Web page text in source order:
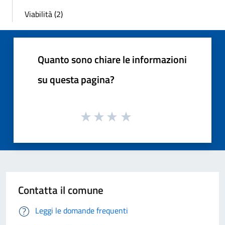
Viabilità (2)
Quanto sono chiare le informazioni
su questa pagina?
Contatta il comune
Leggi le domande frequenti